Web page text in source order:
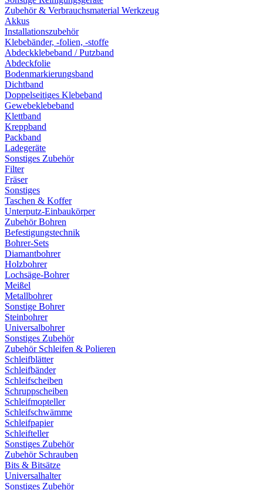
Zubehör & Verbrauchsmaterial Werkzeug
Akkus
Installationszubehör
Klebebänder, -folien, -stoffe
Abdeckklebeband / Putzband
Abdeckfolie
Bodenmarkierungsband
Dichtband
Doppelseitiges Klebeband
Gewebeklebeband
Klettband
Kreppband
Packband
Ladegeräte
Sonstiges Zubehör
Filter
Fräser
Sonstiges
Taschen & Koffer
Unterputz-Einbaukörper
Zubehör Bohren
Befestigungstechnik
Bohrer-Sets
Diamantbohrer
Holzbohrer
Lochsäge-Bohrer
Meißel
Metallbohrer
Sonstige Bohrer
Steinbohrer
Universalbohrer
Sonstiges Zubehör
Zubehör Schleifen & Polieren
Schleifblätter
Schleifbänder
Schleifscheiben
Schruppscheiben
Schleifmopteller
Schleifschwämme
Schleifpapier
Schleifteller
Sonstiges Zubehör
Zubehör Schrauben
Bits & Bitsätze
Universalhalter
Sonstiges Zubehör